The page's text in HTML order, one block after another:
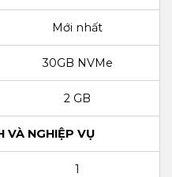
Mới nhất
30GB NVMe
2 GB
VÀ NGHIỆP VỤ
1